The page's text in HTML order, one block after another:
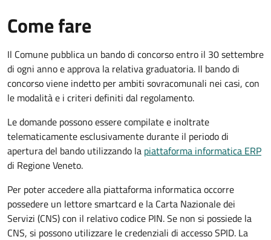
Come fare
Il Comune pubblica un bando di concorso entro il 30 settembre
di ogni anno e approva la relativa graduatoria. Il bando di
concorso viene indetto per ambiti sovracomunali nei casi, con
le modalità e i criteri definiti dal regolamento.
Le domande possono essere compilate e inoltrate
telematicamente esclusivamente durante il periodo di
apertura del bando utilizzando la piattaforma informatica ERP
di Regione Veneto.
Per poter accedere alla piattaforma informatica occorre
possedere un lettore smartcard e la Carta Nazionale dei
Servizi (CNS) con il relativo codice PIN. Se non si possiede la
CNS, si possono utilizzare le credenziali di accesso SPID. La